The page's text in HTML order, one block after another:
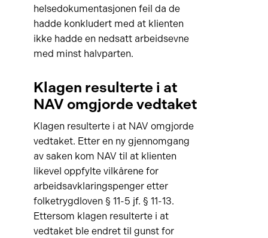
helsedokumentasjonen feil da de
hadde konkludert med at klienten
ikke hadde en nedsatt arbeidsevne
med minst halvparten.
Klagen resulterte i at
NAV omgjorde vedtaket
Klagen resulterte i at NAV omgjorde
vedtaket. Etter en ny gjennomgang
av saken kom NAV til at klienten
likevel oppfylte vilkårene for
arbeidsavklaringspenger etter
folketrygdloven § 11-5 jf. § 11-13.
Ettersom klagen resulterte i at
vedtaket ble endret til gunst for